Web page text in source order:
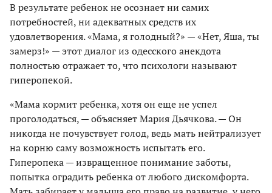
В результате ребенок не осознает ни самих
потребностей, ни адекватных средств их
удовлетворения. «Мама, я голодный?» — «Нет, Яша, ты
замерз!» — этот диалог из одесского анекдота
полностью отражает то, что психологи называют
гиперопекой.
«Мама кормит ребенка, хотя он еще не успел
проголодаться, — объясняет Мария Дьячкова. — Он
никогда не почувствует голод, ведь мать нейтрализует
на корню саму возможность испытать его.
Гиперопека — извращенное понимание заботы,
попытка оградить ребенка от любого дискомфорта.